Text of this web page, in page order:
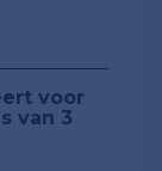
voor
van 3